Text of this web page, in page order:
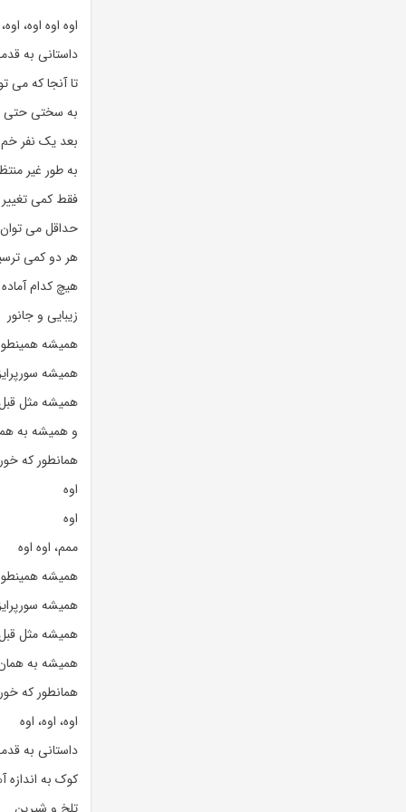
اوه اوه اوه،
داستانی به
تا آنجا که می
به سختی حتی
بعد یک نفر
به طور غیر
فقط کمی تغییر
حداقل می
هر دو کمی
هیچ کدام
زیبایی و جانور
همیشه
همیشه
همیشه مثل
و همیشه به
همانطور که
اوه
اوه
ممم، اوه اوه
همیشه
همیشه
همیشه مثل
همیشه به
همانطور که
اوه، اوه، اوه
داستانی به
کوک به اندازه